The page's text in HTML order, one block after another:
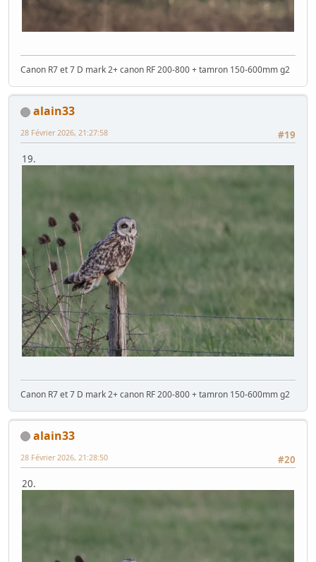
Canon R7 et 7 D mark 2+ canon RF 200-800 + tamron 150-600mm g2
alain33
#19
28 Février 2026, 21:27:58
19.
Canon R7 et 7 D mark 2+ canon RF 200-800 + tamron 150-600mm g2
alain33
#20
28 Février 2026, 21:28:50
20.